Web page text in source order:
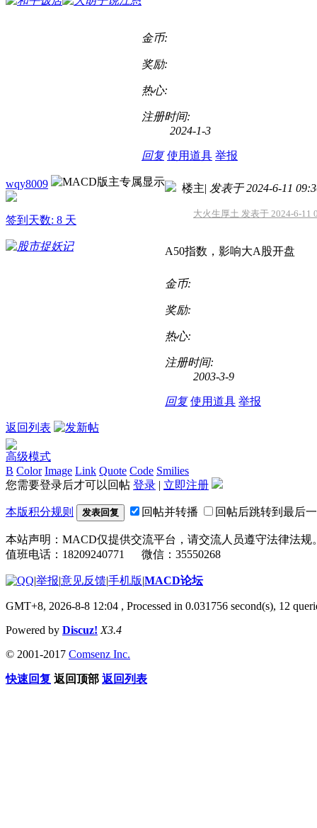
金币:
奖励:
热心:
注册时间:
2024-1-3
回复 使用道具 举报
wqy8009
签到天数: 8 天
楼主| 发表于 2024-6-11
大火生厚土 发表于 2024-6-11
A50指数，影响大A股开盘
金币:
奖励:
热心:
注册时间:
2003-3-9
回复 使用道具 举报
返回列表
高级模式
B Color Image Link Quote Code Smilies
您需要登录后才可以回帖 登录 | 立即注册
本版积分规则 发表回复 回帖并转播 回帖后跳转到最后
本站声明：MACD仅提供交流平台，请交流人员遵守法律法规
值班电话：18209240771 微信：35550268
|举报|意见反馈|手机版|MACD论坛
GMT+8, 2026-8-8 12:04 , Processed in 0.031756 second(s), 12
Powered by Discuz! X3.4
© 2001-2017 Comsenz Inc.
快速回复 返回顶部 返回列表